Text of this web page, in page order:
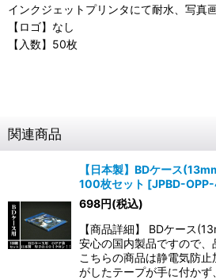
インクジェットプリンタにて耐水、写真
【ロゴ】なし
【入数】50枚
関連商品
【日本製】BDケース
100枚セット [JPBD-
698円(税込)
【商品詳細】 BDケース
安心の国内製品ですので、
こちらの商品は静電気防
がしたテープが手に付か